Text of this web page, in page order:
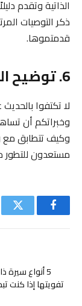
الذاتية وتقدم
ذكر التوصيات
قدمتموها.
6. توضيح الرؤية المهنية والأهداف
لا تكتفوا
وخبراتكم أن
وكيف تتطابق مع
مستعدون
فيسبوك
5 أنواع سيرة
تفويتها إذا كنت